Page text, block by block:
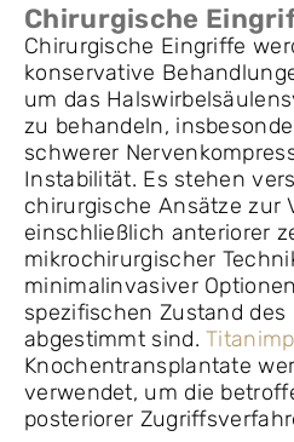
Chirurgische
Chirurgische Eingriffe
konservative
um das
zu behandeln,
schwerer
Instabilität. Es stehen
chirurgische Ansätze zur
einschließlich anteriorer
mikrochirurgischer
minimalinvasiver
spezifischen Zustand des
abgestimmt sind.
Knochentransplantate
verwendet, um die
posteriorer